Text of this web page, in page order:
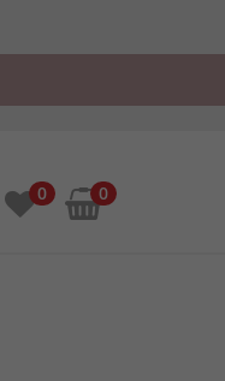
0 0